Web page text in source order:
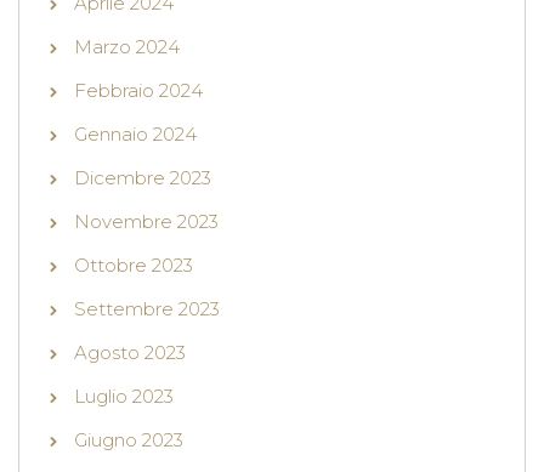
Marzo 2024
Febbraio 2024
Gennaio 2024
Dicembre 2023
Novembre 2023
Ottobre 2023
Settembre 2023
Agosto 2023
Luglio 2023
Giugno 2023